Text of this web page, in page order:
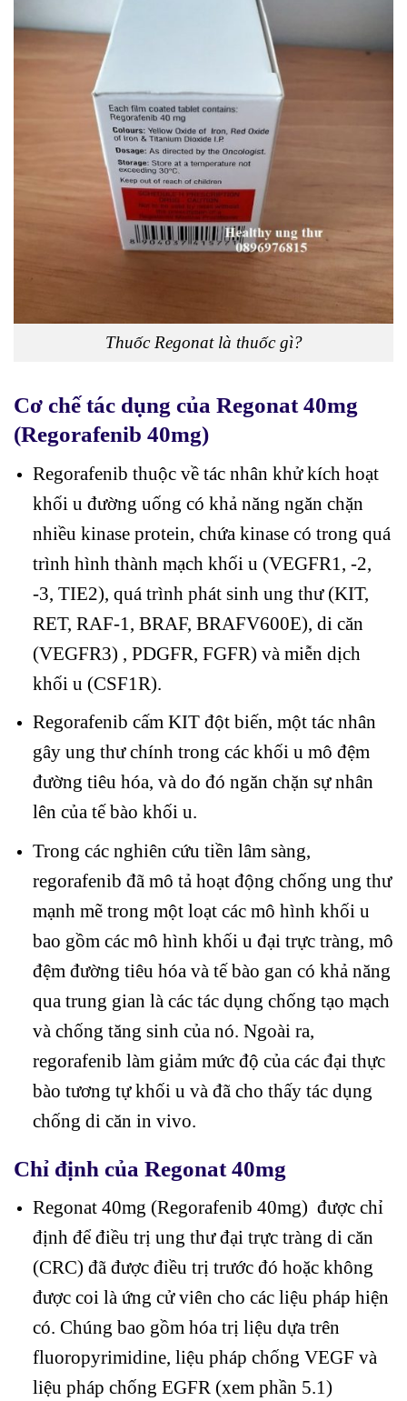
Thuốc Regonat là thuốc gì?
Cơ chế tác dụng của Regonat 40mg
(Regorafenib 40mg)
Regorafenib thuộc về tác nhân khử kích hoạt
khối u đường uống có khả năng ngăn chặn
nhiều kinase protein, chứa kinase có trong quá
trình hình thành mạch khối u (VEGFR1, -2,
-3, TIE2), quá trình phát sinh ung thư (KIT,
RET, RAF-1, BRAF, BRAFV600E), di căn
(VEGFR3) , PDGFR, FGFR) và miễn dịch
khối u (CSF1R).
Regorafenib cấm KIT đột biến, một tác nhân
gây ung thư chính trong các khối u mô đệm
đường tiêu hóa, và do đó ngăn chặn sự nhân
lên của tế bào khối u.
Trong các nghiên cứu tiền lâm sàng,
regorafenib đã mô tả hoạt động chống ung thư
mạnh mẽ trong một loạt các mô hình khối u
bao gồm các mô hình khối u đại trực tràng, mô
đệm đường tiêu hóa và tế bào gan có khả năng
qua trung gian là các tác dụng chống tạo mạch
và chống tăng sinh của nó. Ngoài ra,
regorafenib làm giảm mức độ của các đại thực
bào tương tự khối u và đã cho thấy tác dụng
chống di căn in vivo.
Chỉ định của Regonat 40mg
Regonat 40mg (Regorafenib 40mg) được chỉ
định để điều trị ung thư đại trực tràng di căn
(CRC) đã được điều trị trước đó hoặc không
được coi là ứng cử viên cho các liệu pháp hiện
có. Chúng bao gồm hóa trị liệu dựa trên
fluoropyrimidine, liệu pháp chống VEGF và
liệu pháp chống EGFR (xem phần 5.1)